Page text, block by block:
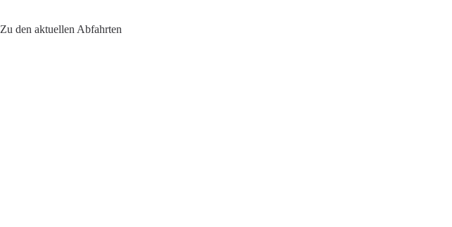
Zu den aktuellen Abfahrten